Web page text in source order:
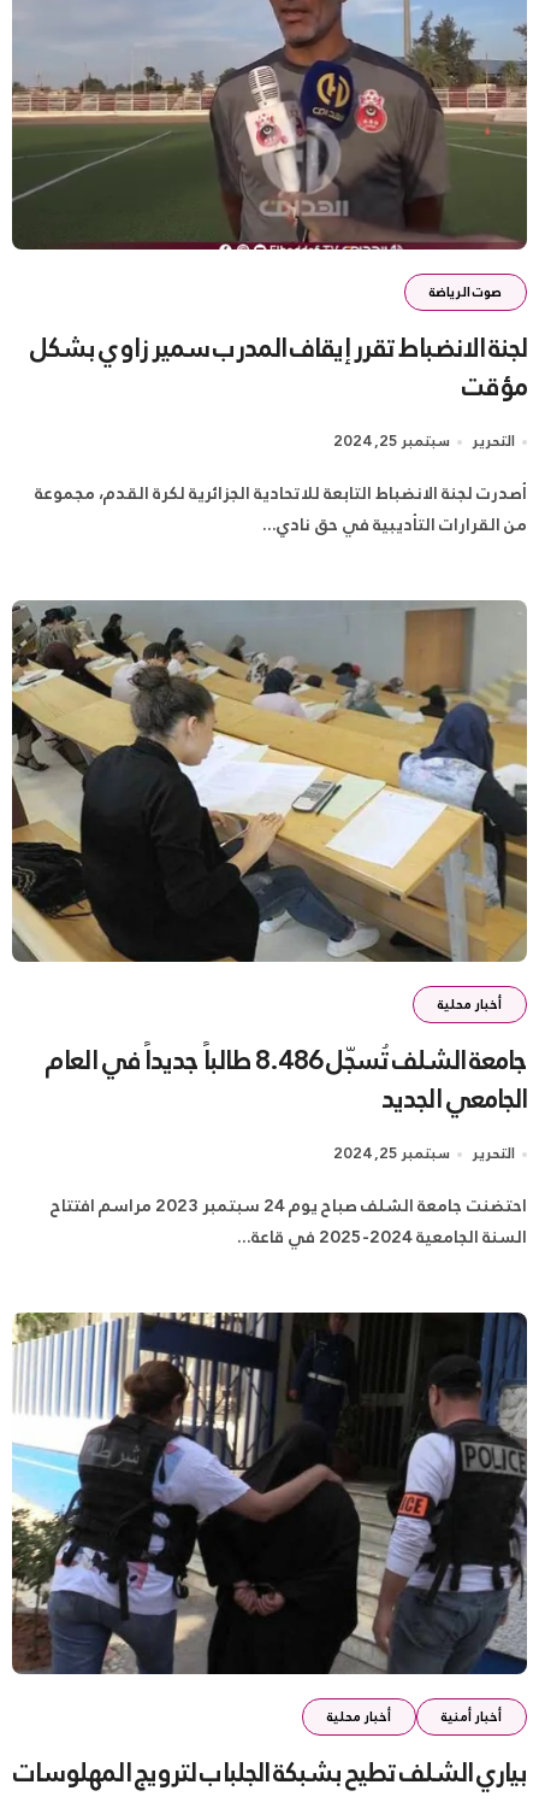
صوت الرياضة
لجنة الانضباط تقرر إيقاف المدرب سمير زاوي بشكل
مؤقت
التحرير سبتمبر 25, 2024
أصدرت لجنة الانضباط التابعة للاتحادية الجزائرية لكرة القدم، مجموعة
من القرارات التأديبية في حق نادي...
أخبار محلية
جامعة الشلف تُسجّل 8.486 طالباً جديداً في العام
الجامعي الجديد
التحرير سبتمبر 25, 2024
احتضنت جامعة الشلف صباح يوم 24 سبتمبر 2023 مراسم افتتاح
السنة الجامعية 2024-2025 في قاعة...
أخبار أمنية أخبار محلية
بياري الشلف تطيح بشبكة الجلباب لترويج المهلوسات